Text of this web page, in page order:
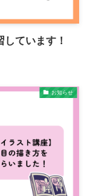
しています！
お知らせ